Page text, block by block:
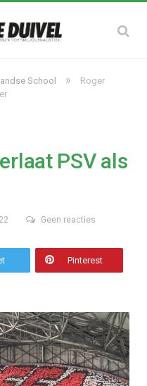
School »
Roger
PSV als
Geen reacties
Pinterest